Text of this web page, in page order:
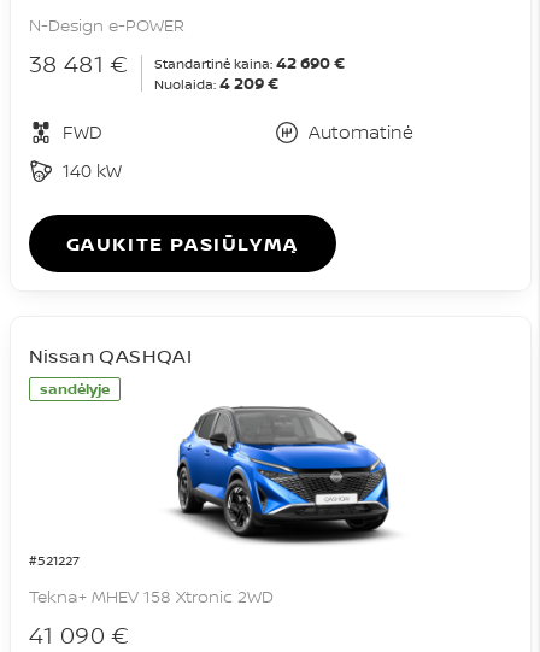
N-Design e-POWER
38 481 € Standartinė kaina: 42 690 €
Nuolaida: 4 209 €
FWD
Automatinė
140 kW
GAUKITE PASIŪLYMĄ
sandėlyje
#521227
Nissan QASHQAI
Tekna+ MHEV 158 Xtronic 2WD
41 090 €